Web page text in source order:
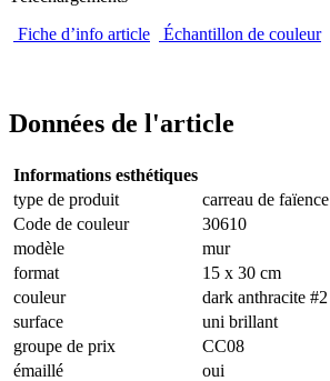
Fiche d’info article
Échantillon de couleur
Données de l'article
Informations esthétiques
type de produit
carreau de faïence
Code de couleur
30610
modèle
mur
format
15 x 30 cm
couleur
dark anthracite #2
surface
uni brillant
groupe de prix
CC08
émaillé
oui